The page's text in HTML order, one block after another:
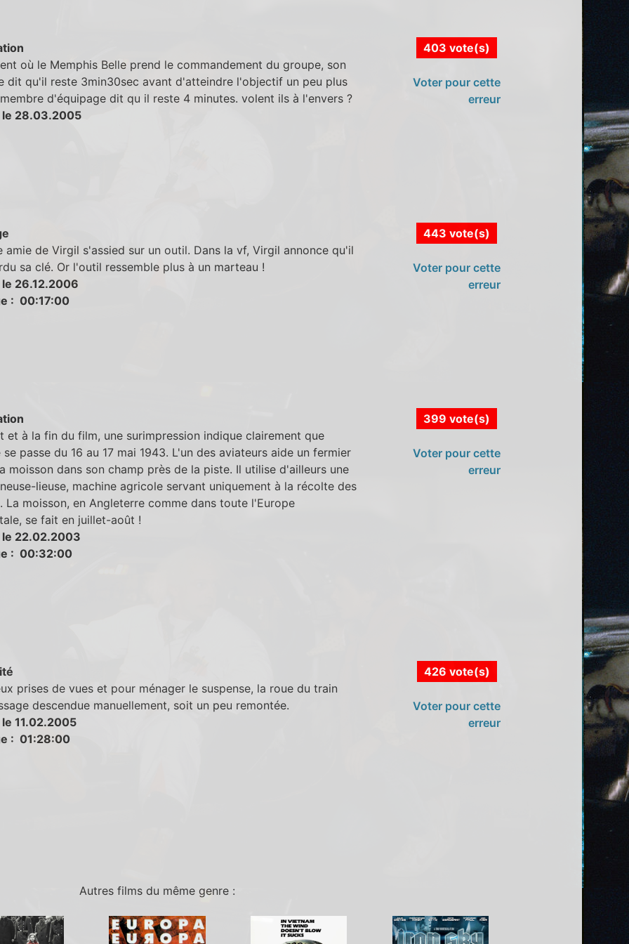
où le Memphis Belle prend le commandement du groupe, son
dit qu'il reste 3min30sec avant d'atteindre l'objectif un peu plus
d'équipage dit qu il reste 4 minutes. volent ils à l'envers ?
28.03.2005
403 vote(s)
Voter pour cette
erreur
amie de Virgil s'assied sur un outil. Dans la vf, Virgil annonce qu'il
sa clé. Or l'outil ressemble plus à un marteau !
26.12.2006
: 00:17:00
443 vote(s)
Voter pour cette
erreur
et à la fin du film, une surimpression indique clairement que
passe du 16 au 17 mai 1943. L'un des aviateurs aide un fermier
moisson dans son champ près de la piste. Il utilise d'ailleurs une
lieuse, machine agricole servant uniquement à la récolte des
La moisson, en Angleterre comme dans toute l'Europe
se fait en juillet-août !
22.02.2003
: 00:32:00
399 vote(s)
Voter pour cette
erreur
prises de vues et pour ménager le suspense, la roue du train
descendue manuellement, soit un peu remontée.
11.02.2005
: 01:28:00
426 vote(s)
Voter pour cette
erreur
Autres films du même genre :